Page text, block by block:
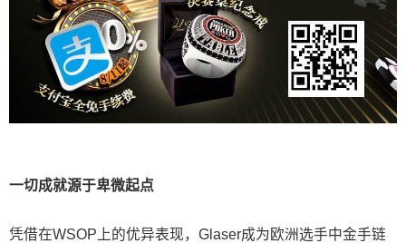
一切成就源于卑微起点
凭借在WSOP上的优异表现，Glaser成为欧洲选手中金手链